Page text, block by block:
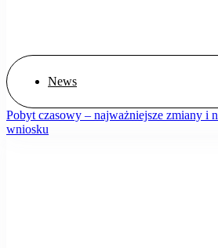
News
Pobyt czasowy – najważniejsze zmiany i
wniosku